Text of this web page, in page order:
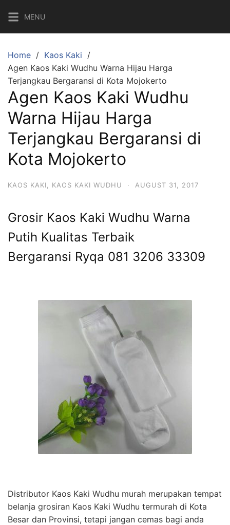
content
MENU
Home
Kaos Kaki
Agen Kaos Kaki Wudhu Warna Hijau Harga
Terjangkau Bergaransi di Kota Mojokerto
Agen Kaos Kaki Wudhu
Warna Hijau Harga
Terjangkau Bergaransi di
Kota Mojokerto
KAOS KAKI KAOS KAKI WUDHU · AUGUST 31, 2017
Grosir Kaos Kaki Wudhu Warna
Putih Kualitas Terbaik
Bergaransi Ryqa 081 3206 33309
Distributor Kaos Kaki Wudhu murah merupakan tempat
belanja grosiran Kaos Kaki Wudhu termurah di Kota
Besar dan Provinsi, tetapi jangan cemas bagi anda